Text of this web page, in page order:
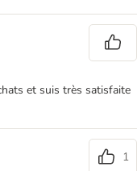
et suis très satisfaite
1